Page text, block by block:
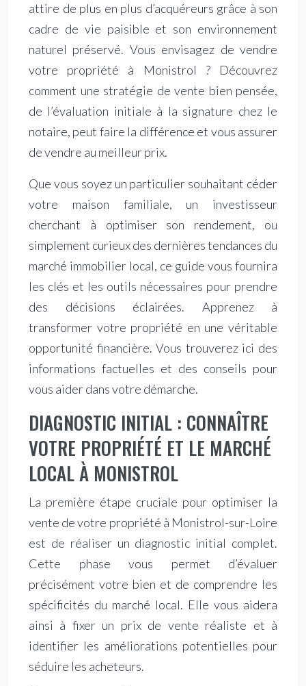
attire de plus en plus d’acquéreurs grâce à son
cadre de vie paisible et son environnement
naturel préservé. Vous envisagez de vendre
votre propriété à Monistrol ? Découvrez
comment une stratégie de vente bien pensée,
de l’évaluation initiale à la signature chez le
notaire, peut faire la différence et vous assurer
de vendre au meilleur prix.
Que vous soyez un particulier souhaitant céder
votre maison familiale, un investisseur
cherchant à optimiser son rendement, ou
simplement curieux des dernières tendances du
marché immobilier local, ce guide vous fournira
les clés et les outils nécessaires pour prendre
des décisions éclairées. Apprenez à
transformer votre propriété en une véritable
opportunité financière. Vous trouverez ici des
informations factuelles et des conseils pour
vous aider dans votre démarche.
DIAGNOSTIC INITIAL : CONNAÎTRE
VOTRE PROPRIÉTÉ ET LE MARCHÉ
LOCAL À MONISTROL
La première étape cruciale pour optimiser la
vente de votre propriété à Monistrol-sur-Loire
est de réaliser un diagnostic initial complet.
Cette phase vous permet d’évaluer
précisément votre bien et de comprendre les
spécificités du marché local. Elle vous aidera
ainsi à fixer un prix de vente réaliste et à
identifier les améliorations potentielles pour
séduire les acheteurs.